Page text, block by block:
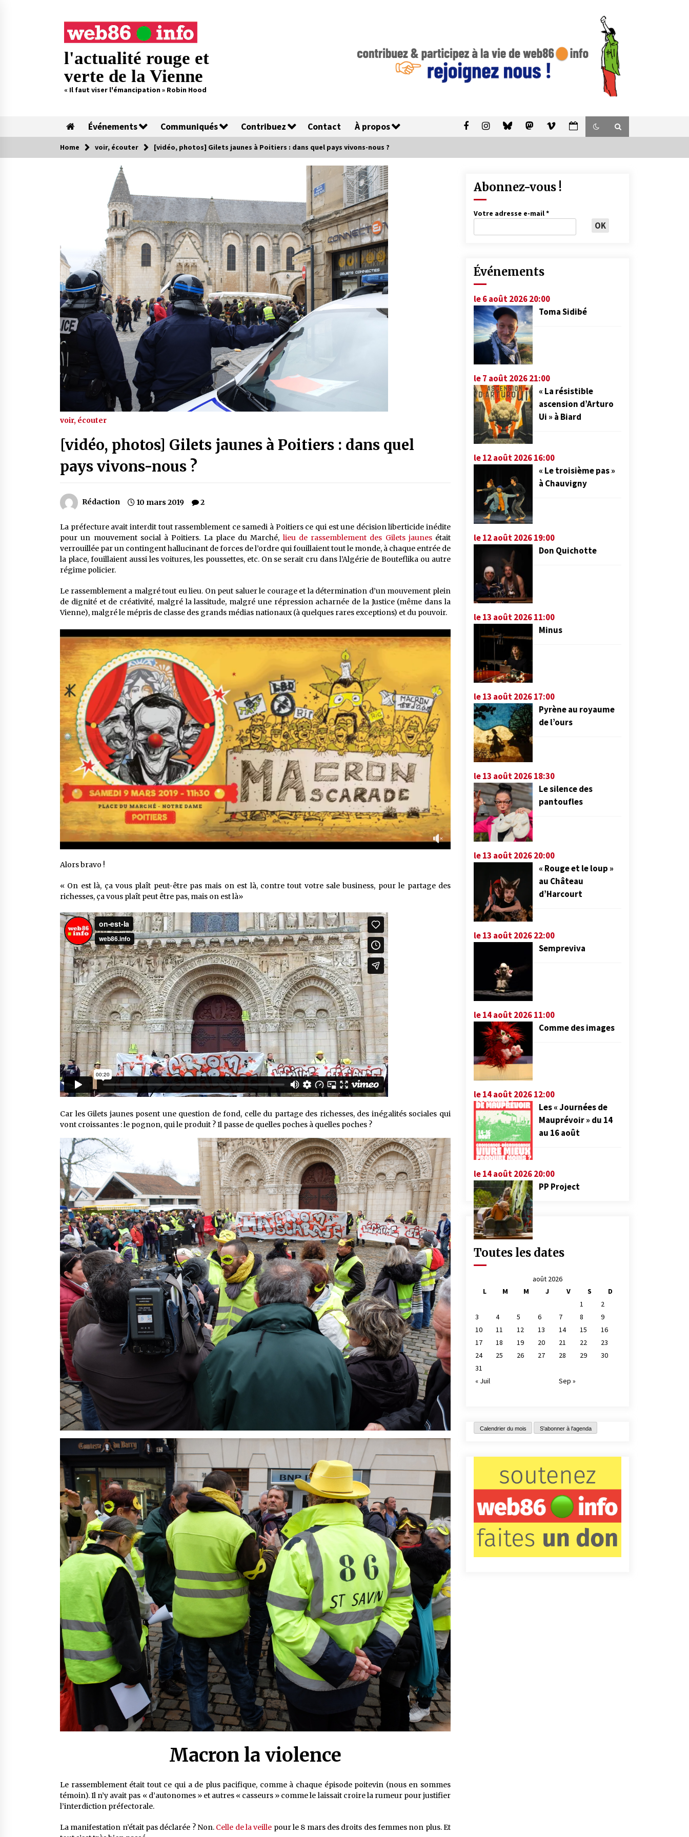
l'actualité rouge et
verte de la Vienne
« Il faut viser l'émancipation » Robin Hood
Événements Communiqués Contribuez Contact À propos
Home voir, écouter [vidéo, photos] Gilets jaunes à Poitiers : dans quel pays vivons-nous ?
voir, écouter
[vidéo, photos] Gilets jaunes à Poitiers : dans quel
pays vivons-nous ?
Rédaction 10 mars 2019 2
La préfecture avait interdit tout rassemblement ce samedi à Poitiers ce qui est une décision liberticide inédite
pour un mouvement social à Poitiers. La place du Marché, lieu de rassemblement des Gilets jaunes était
verrouillée par un contingent hallucinant de forces de l’ordre qui fouillaient tout le monde, à chaque entrée de
la place, fouillaient aussi les voitures, les poussettes, etc. On se serait cru dans l’Algérie de Bouteflika ou autre
régime policier.
Le rassemblement a malgré tout eu lieu. On peut saluer le courage et la détermination d’un mouvement plein
de dignité et de créativité, malgré la lassitude, malgré une répression acharnée de la Justice (même dans la
Vienne), malgré le mépris de classe des grands médias nationaux (à quelques rares exceptions) et du pouvoir.
Alors bravo !
« On est là, ça vous plaît peut-être pas mais on est là, contre tout votre sale business, pour le partage des
richesses, ça vous plaît peut être pas, mais on est là»
Car les Gilets jaunes posent une question de fond, celle du partage des richesses, des inégalités sociales qui
vont croissantes : le pognon, qui le produit ? Il passe de quelles poches à quelles poches ?
Macron la violence
Le rassemblement était tout ce qui a de plus pacifique, comme à chaque épisode poitevin (nous en sommes
témoin). Il n’y avait pas « d’autonomes » et autres « casseurs » comme le laissait croire la rumeur pour justifier
l’interdiction préfectorale.
La manifestation n’était pas déclarée ? Non. Celle de la veille pour le 8 mars des droits des femmes non plus. Et
Abonnez-vous !
Votre adresse e-mail*
Événements
le 6 août 2026 20:00
Toma Sidibé
le 7 août 2026 21:00
« La résistible
ascension d’Arturo
Ui » à Biard
le 12 août 2026 16:00
« Le troisième pas »
à Chauvigny
le 12 août 2026 19:00
Don Quichotte
le 13 août 2026 11:00
Minus
le 13 août 2026 17:00
Pyrène au royaume
de l’ours
le 13 août 2026 18:30
Le silence des
pantoufles
le 13 août 2026 20:00
« Rouge et le loup »
au Château
d’Harcourt
le 13 août 2026 22:00
Sempreviva
le 14 août 2026 11:00
Comme des images
le 14 août 2026 12:00
Les « Journées de
Mauprévoir » du 14
au 16 août
le 14 août 2026 20:00
PP Project
Toutes les dates
août 2026
L
M M J V S
D
1
2
3
4 5 6 7 8
9
10
11 12 13 14 15
16
17
18 19 20 21 22
23
24
25 26 27 28 29
30
31
« Juil
Sep »
Calendrier du mois S'abonner à l'agenda